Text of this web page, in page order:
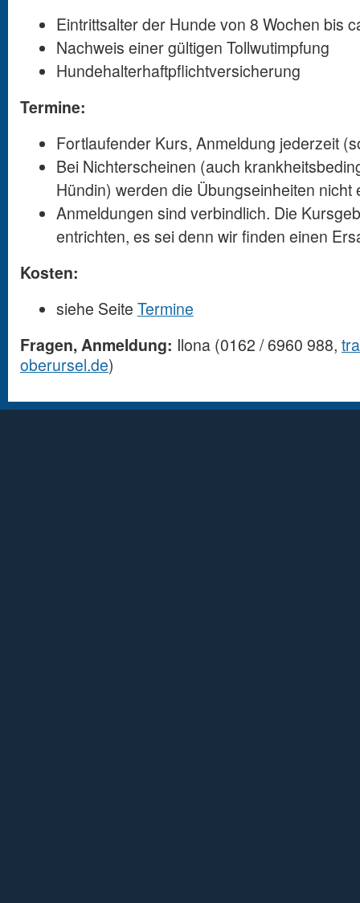
Eintrittsalter der Hunde von 8 Wochen bis
Nachweis einer gültigen Tollwutimpfung
Hundehalterhaftpflichtversicherung
Termine:
Fortlaufender Kurs, Anmeldung jederzeit
Bei Nichterscheinen (auch
Hündin) werden die Übungseinheiten nicht
Anmeldungen sind verbindlich. Die
entrichten, es sei denn wir finden einen
Kosten:
siehe Seite Termine
Fragen, Anmeldung: Ilona (0162 / 6960 988,
oberursel.de)